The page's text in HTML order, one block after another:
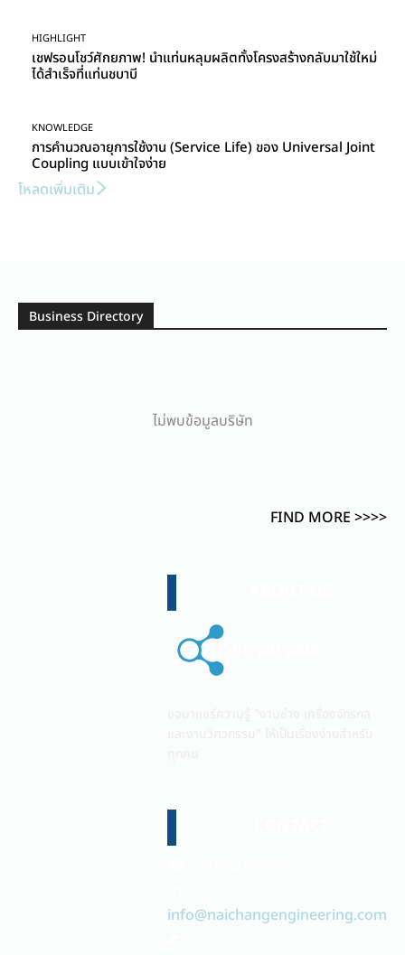
HIGHLIGHT
เชฟรอนโชว์ศักยภาพ! นำแท่นหลุมผลิตทั้งโครงสร้างกลับมาใช้ใหม่
ได้สำเร็จที่แท่นชบาบี
KNOWLEDGE
การคำนวณอายุการใช้งาน (Service Life) ของ Universal Joint
Coupling แบบเข้าใจง่าย
โหลดเพิ่มเติม
Business Directory
ไม่พบข้อมูลบริษัท
FIND MORE >>>>
info@naichangengineering.com